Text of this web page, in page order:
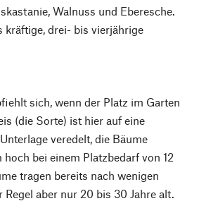
Walnuss und Eberesche.
kräftige, drei- bis vierjährige
sich, wenn der Platz im Garten
(die Sorte) ist hier auf eine
veredelt, die Bäume
bei einem Platzbedarf von 12
tragen bereits nach wenigen
Regel aber nur 20 bis 30 Jahre alt.